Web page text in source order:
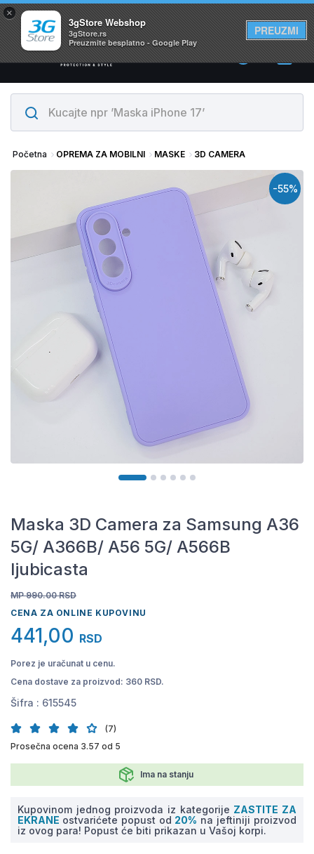
×
3gStore Webshop
3gStore.rs
Preuzmite besplatno - Google Play
PREUZMI
Svi proizvodi su na lageru. Slanje istog dana!
0
Početna OPREMA ZA MOBILNI MASKE 3D CAMERA
-55%
Maska 3D Camera za Samsung A36
5G/ A366B/ A56 5G/ A566B
ljubicasta
MP 990.00 RSD
CENA ZA ONLINE KUPOVINU
441,00 RSD
Porez je uračunat u cenu.
Cena dostave za proizvod: 360 RSD.
Šifra : 615545
(7)
Prosečna ocena 3.57 od 5
Ima na stanju
Kupovinom jednog proizvoda iz kategorije ZASTITE ZA
EKRANE ostvarićete popust od 20% na jeftiniji proizvod
iz ovog para! Popust će biti prikazan u Vašoj korpi.